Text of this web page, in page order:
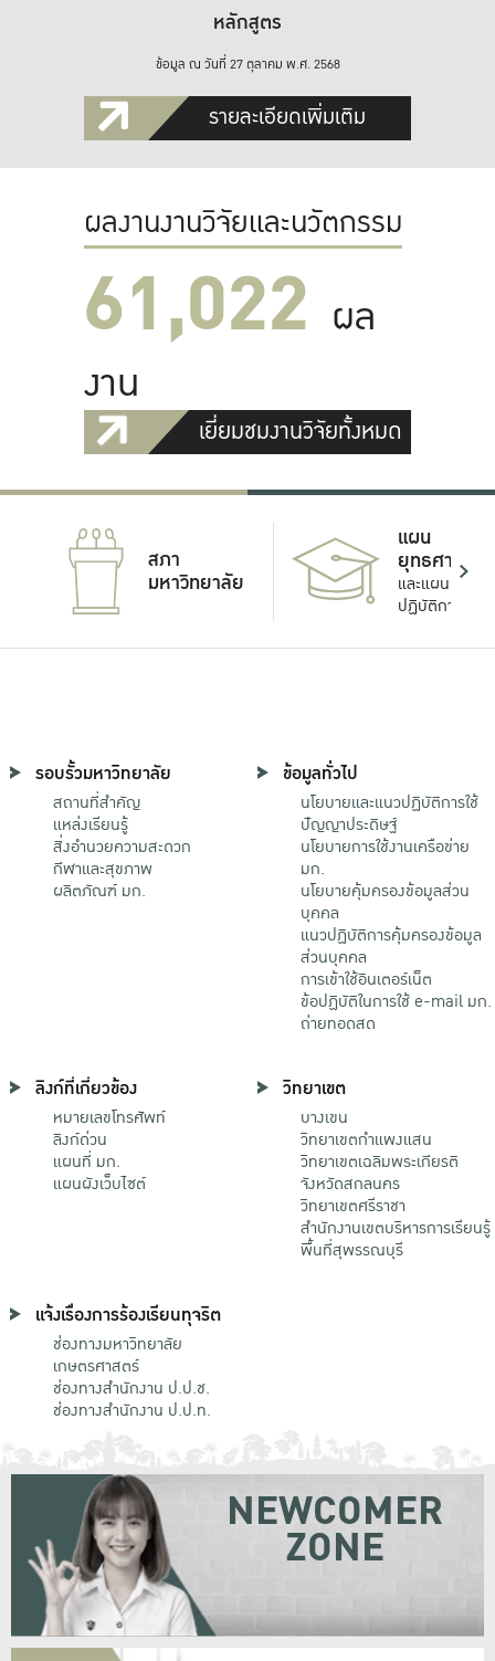
หลักสูตร
ข้อมูล ณ วันที่ 27 ตุลาคม พ.ศ. 2568
รายละเอียดเพิ่มเติม
ผลงานงานวิจัยและนวัตกรรม
61,022 ผล
งาน
เยี่ยมชมงานวิจัยทั้งหมด
สภา
มหาวิทยาลัย
แผน
ยุทธศาสตร์
และแผน
ปฏิบัติการ
รอบรั้วมหาวิทยาลัย
สถานที่สำคัญ
แหล่งเรียนรู้
สิ่งอำนวยความสะดวก
กีฬาและสุขภาพ
ผลิตภัณฑ์ มก.
ข้อมูลทั่วไป
นโยบายและแนวปฏิบัติการใช้
ปัญญาประดิษฐ์
นโยบายการใช้งานเครือข่าย
มก.
นโยบายคุ้มครองข้อมูลส่วน
บุคคล
แนวปฏิบัติการคุ้มครองข้อมูล
ส่วนบุคคล
การเข้าใช้อินเตอร์เน็ต
ข้อปฏิบัติในการใช้ e-mail มก.
ถ่ายทอดสด
ลิงก์ที่เกี่ยวข้อง
หมายเลขโทรศัพท์
ลิงก์ด่วน
แผนที่ มก.
แผนผังเว็บไซต์
วิทยาเขต
บางเขน
วิทยาเขตกําแพงแสน
วิทยาเขตเฉลิมพระเกียรติ
จังหวัดสกลนคร
วิทยาเขตศรีราชา
สำนักงานเขตบริหารการเรียนรู้
พื้นที่สุพรรณบุรี
แจ้งเรื่องการร้องเรียนทุจริต
ช่องทางมหาวิทยาลัย
เกษตรศาสตร์
ช่องทางสำนักงาน ป.ป.ช.
ช่องทางสำนักงาน ป.ป.ท.
NEWCOMER
ZONE